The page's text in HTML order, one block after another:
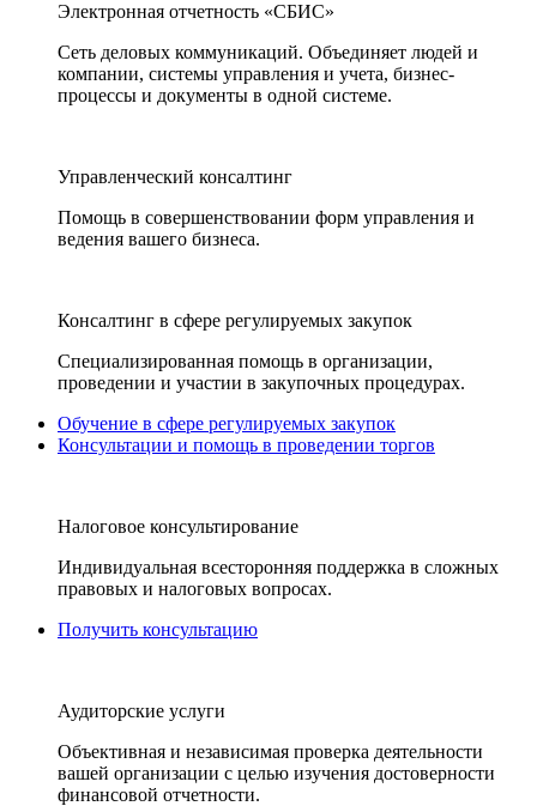
Электронная отчетность «СБИС»
Сеть деловых коммуникаций. Объединяет людей и
компании, системы управления и учета, бизнес-
процессы и документы в одной системе.
Управленческий консалтинг
Помощь в совершенствовании форм управления и
ведения вашего бизнеса.
Консалтинг в сфере регулируемых закупок
Специализированная помощь в организации,
проведении и участии в закупочных процедурах.
Обучение в сфере регулируемых закупок
Консультации и помощь в проведении торгов
Налоговое консультирование
Индивидуальная всесторонняя поддержка в сложных
правовых и налоговых вопросах.
Получить консультацию
Аудиторские услуги
Объективная и независимая проверка деятельности
вашей организации с целью изучения достоверности
финансовой отчетности.